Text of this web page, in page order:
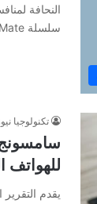
سلسلة Mate…
تكنولوجيا
للهواتف
يقدم